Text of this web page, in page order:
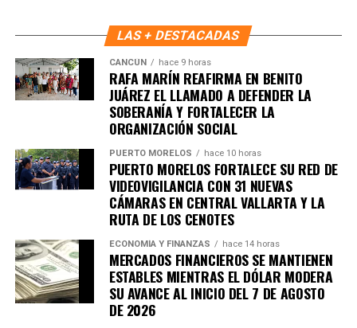
LAS + DESTACADAS
CANCÚN hace 9 horas
RAFA MARÍN REAFIRMA EN BENITO
JUÁREZ EL LLAMADO A DEFENDER LA
SOBERANÍA Y FORTALECER LA
ORGANIZACIÓN SOCIAL
PUERTO MORELOS hace 10 horas
PUERTO MORELOS FORTALECE SU RED DE
VIDEOVIGILANCIA CON 31 NUEVAS
CÁMARAS EN CENTRAL VALLARTA Y LA
RUTA DE LOS CENOTES
ECONOMÍA Y FINANZAS hace 14 horas
MERCADOS FINANCIEROS SE MANTIENEN
ESTABLES MIENTRAS EL DÓLAR MODERA
SU AVANCE AL INICIO DEL 7 DE AGOSTO
DE 2026